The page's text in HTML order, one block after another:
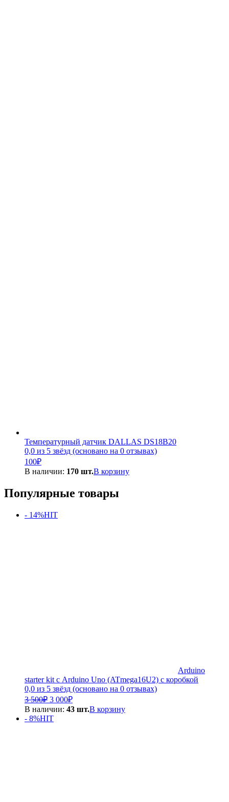
Температурный датчик DALLAS DS18B20
0,0 из 5 звёзд (основано на 0 отзывах)
100₽
В наличии: 170 шт.В корзину
Популярные товары
- 14%HIT
Arduino
starter kit с Arduino Uno (ATmega16U2) с коробкой
0,0 из 5 звёзд (основано на 0 отзывах)
3 500₽ Первоначальная
цена
составляла
3
3 000₽Текущая
цена:
В наличии: 43 шт.В корзину
- 8%HIT